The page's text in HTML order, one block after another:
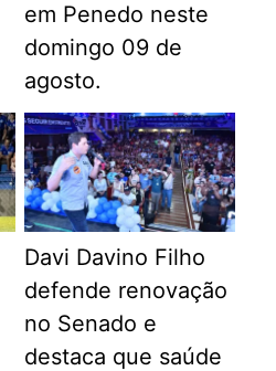
em Penedo neste
domingo 09 de
agosto.
Davi Davino Filho
defende renovação
no Senado e
destaca que saúde